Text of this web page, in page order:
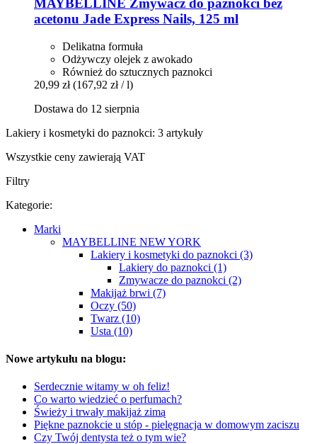
MAYBELLINE Zmywacz do paznokci bez
acetonu Jade Express Nails, 125 ml
Delikatna formuła
Odżywczy olejek z awokado
Również do sztucznych paznokci
20,99 zł (167,92 zł / l)
Dostawa do 12 sierpnia
Lakiery i kosmetyki do paznokci: 3 artykuły
Wszystkie ceny zawierają VAT
Filtry
Kategorie:
Marki
MAYBELLINE NEW YORK
Lakiery i kosmetyki do paznokci (3)
Lakiery do paznokci (1)
Zmywacze do paznokci (2)
Makijaż brwi (7)
Oczy (50)
Twarz (10)
Usta (10)
Nowe artykułu na blogu:
Serdecznie witamy w oh feliz!
Co warto wiedzieć o perfumach?
Świeży i trwały makijaż zimą
Piękne paznokcie u stóp - pielęgnacja w domowym zaciszu
Czy Twój dentysta też o tym wie?